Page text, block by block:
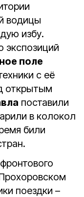
водицы
избу.
экспозиций
поле
с её
открытым
поставили
в колокол
били
поездки –